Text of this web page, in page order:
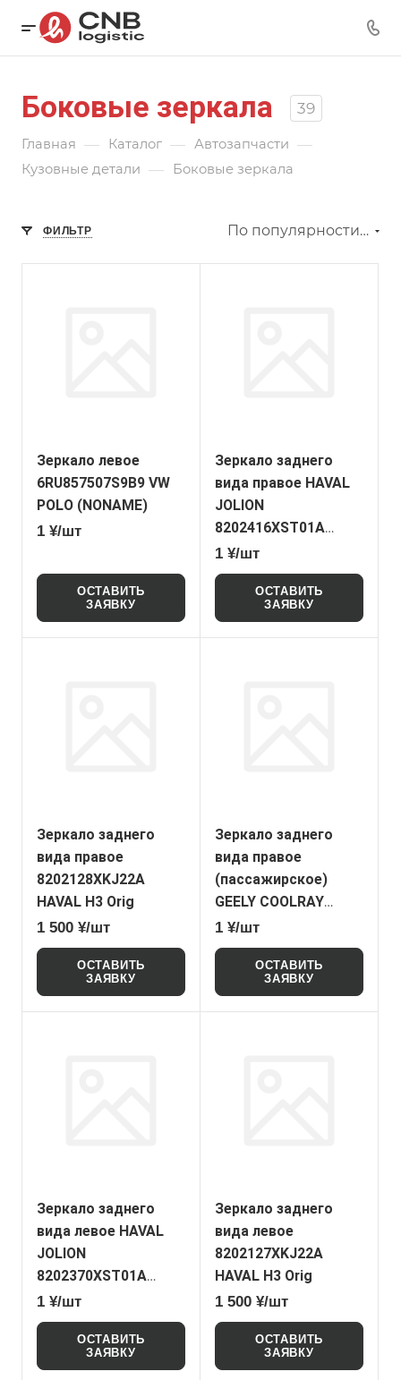
Боковые зеркала 39
Главная — Каталог — Автозапчасти —
Кузовные детали — Боковые зеркала
ФИЛЬТР По популярности (убывание)
Зеркало левое
6RU857507S9B9 VW
POLO (NONAME)
1 ¥/шт
ОСТАВИТЬ
ЗАЯВКУ
Зеркало заднего
вида правое HAVAL
JOLION
8202416XST01A
(NONAME)
1 ¥/шт
ОСТАВИТЬ
ЗАЯВКУ
Зеркало заднего
вида правое
8202128XKJ22A
HAVAL H3 Orig
1 500 ¥/шт
ОСТАВИТЬ
ЗАЯВКУ
Зеркало заднего
вида правое
(пассажирское)
GEELY COOLRAY
(NONAME)
1 ¥/шт
ОСТАВИТЬ
ЗАЯВКУ
Зеркало заднего
вида левое HAVAL
JOLION
8202370XST01A
(NONAME)
1 ¥/шт
ОСТАВИТЬ
ЗАЯВКУ
Зеркало заднего
вида левое
8202127XKJ22A
HAVAL H3 Orig
1 500 ¥/шт
ОСТАВИТЬ
ЗАЯВКУ